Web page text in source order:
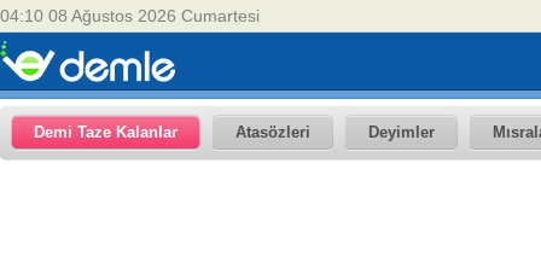
04:10 08 Ağustos 2026 Cumartesi
Demi Taze Kalanlar Atasözleri Deyimler